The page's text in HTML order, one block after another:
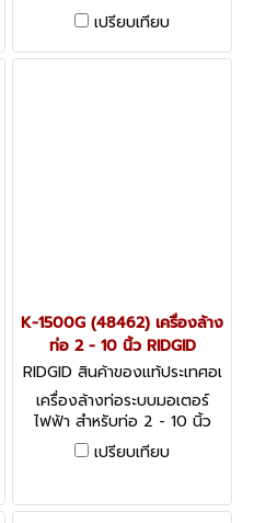
ขนาด ⌀50-200mm (2"-8")
เหมาะสำหรับการใช้งานหนักและ
สามารถใช้งานได้หลากหลาย
เปรียบเทียบ
K-1500G (48462) เครื่องล้าง
ท่อ 2 - 10 นิ้ว RIDGID
RIDGID สินค้าของแท้ประเทศอเ
มริกา K-1500G (48462)
เครื่องล้างท่อระบบมอเตอร์
ไฟฟ้า สำหรับท่อ 2 - 10 นิ้ว
เปรียบเทียบ